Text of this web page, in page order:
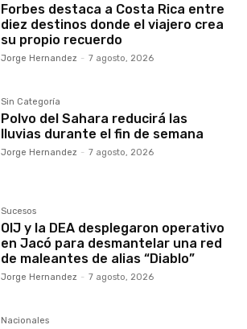
Forbes destaca a Costa Rica entre
diez destinos donde el viajero crea
su propio recuerdo
Jorge Hernandez - 7 agosto, 2026
Sin Categoría
Polvo del Sahara reducirá las
lluvias durante el fin de semana
Jorge Hernandez - 7 agosto, 2026
Sucesos
OIJ y la DEA desplegaron operativo
en Jacó para desmantelar una red
de maleantes de alias “Diablo”
Jorge Hernandez - 7 agosto, 2026
Nacionales